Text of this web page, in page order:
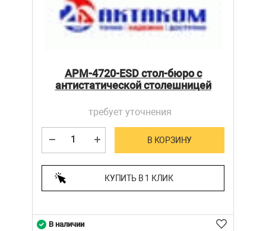
АРМ-4720-ESD стол-бюро с
антистатической столешницей
требует уточнения
В КОРЗИНУ
КУПИТЬ В 1 КЛИК
В наличии